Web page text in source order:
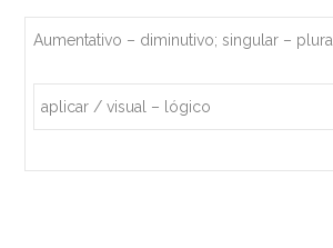
Aumentativo – diminutivo; singular – plural
aplicar / visual – lógico